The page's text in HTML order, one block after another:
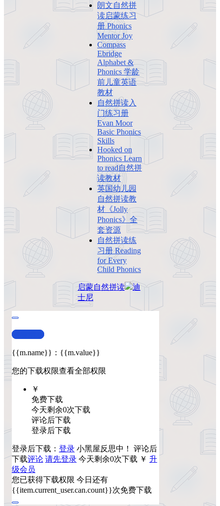
朗文自然拼
读启蒙练习
册 Phonics
Mentor Joy
Compass
Ebridge
Alphabet &
Phonics 学龄
前儿童英语
教材
自然拼读入
门练习册
Evan Moor
Basic Phonics
Skills
Hooked on
Phonics Learn
to read自然拼
读教材
英国幼儿园
自然拼读教
材《Jolly
Phonics》全
套资源
自然拼读练
习册 Reading
for Every
Child Phonics
启蒙自然拼读
迪
士尼
查看演示
{{m.name}} ： {{m.value}}
您的下载权限查看全部权限
￥
免费下载
今天剩余0次下载
评论后下载
登录后下载
登录后下载： 登录 小黑屋反思中！ 评论后
下载评论 请先登录 今天剩余0次下载 ￥ 升
级会员
您已获得下载权限 今日还有
{{item.current_user.can.count}}次免费下载